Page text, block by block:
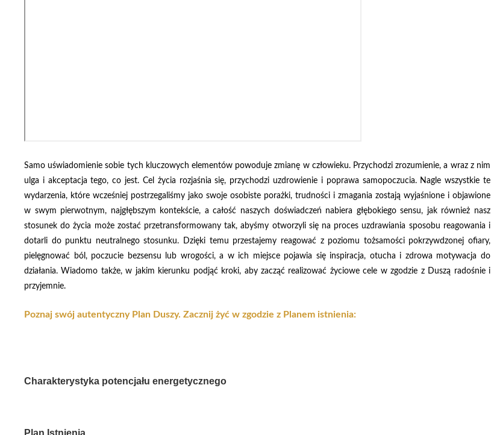
Samo uświadomienie sobie tych kluczowych elementów powoduje zmianę w człowieku. Przychodzi zrozumienie, a wraz z nim
ulga i akceptacja tego, co jest. Cel życia rozjaśnia się, przychodzi uzdrowienie i poprawa samopoczucia. Nagle wszystkie te
wydarzenia, które wcześniej postrzegaliśmy jako swoje osobiste porażki, trudności i zmagania zostają wyjaśnione i objawione
w swym pierwotnym, najgłębszym kontekście, a całość naszych doświadczeń nabiera głębokiego sensu, jak również nasz
stosunek do życia może zostać przetransformowany tak, abyśmy otworzyli się na proces uzdrawiania sposobu reagowania i
dotarli do punktu neutralnego stosunku. Dzięki temu przestajemy reagować z poziomu tożsamości pokrzywdzonej ofiary,
pielęgnować ból, poczucie bezsensu lub wrogości, a w ich miejsce pojawia się inspiracja, otucha i zdrowa motywacja do
działania. Wiadomo także, w jakim kierunku podjąć kroki, aby zacząć realizować życiowe cele w zgodzie z Duszą radośnie i
przyjemnie.
Poznaj swój autentyczny Plan Duszy. Zacznij żyć w zgodzie z Planem istnienia:
Charakterystyka potencjału energetycznego
Plan Istnienia